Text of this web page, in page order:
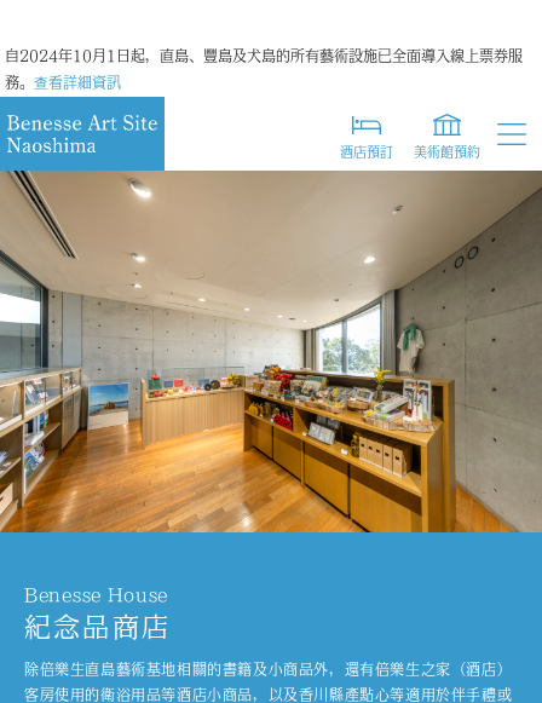
自2024年10月1日起，直島、豐島及犬島的所有藝術設施已全面導入線上票券服
務。 查看詳細資訊
酒店預訂 美術館預約
Benesse House
紀念品商店
除倍樂生直島藝術基地相關的書籍及小商品外，還有倍樂生之家（酒店）
客房使用的衛浴用品等酒店小商品，以及香川縣產點心等適用於伴手禮或